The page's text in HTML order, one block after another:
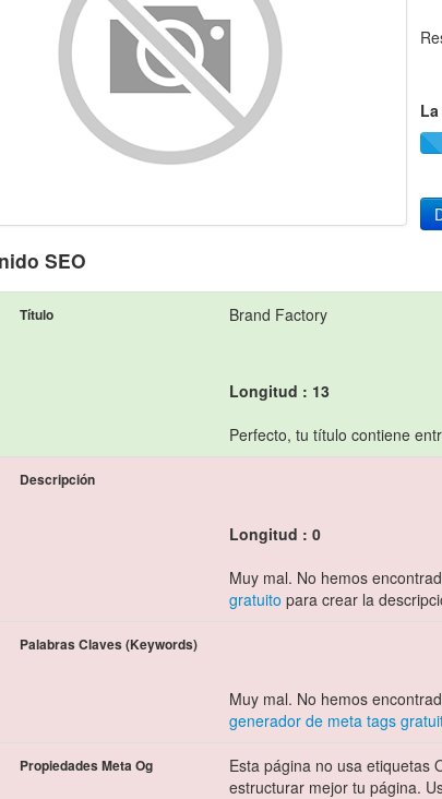
SEO
Título Brand Factory
Longitud : 13
Perfecto, tu título contiene
Descripción
Longitud : 0
Muy mal. No hemos
gratuito para crear la
Palabras Claves (Keywords)
Muy mal. No hemos
generador de meta tags
Propiedades Meta Og
Esta página no usa etiquetas
estructurar mejor tu página.